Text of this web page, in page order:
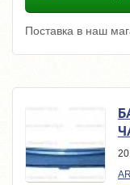
Поставка в наш